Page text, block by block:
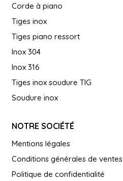
Corde à piano
Tiges inox
Tiges piano ressort
Inox 304
Inox 316
Tiges inox soudure TIG
Soudure inox
NOTRE SOCIÉTÉ
Mentions légales
Conditions générales de ventes
Politique de confidentialité